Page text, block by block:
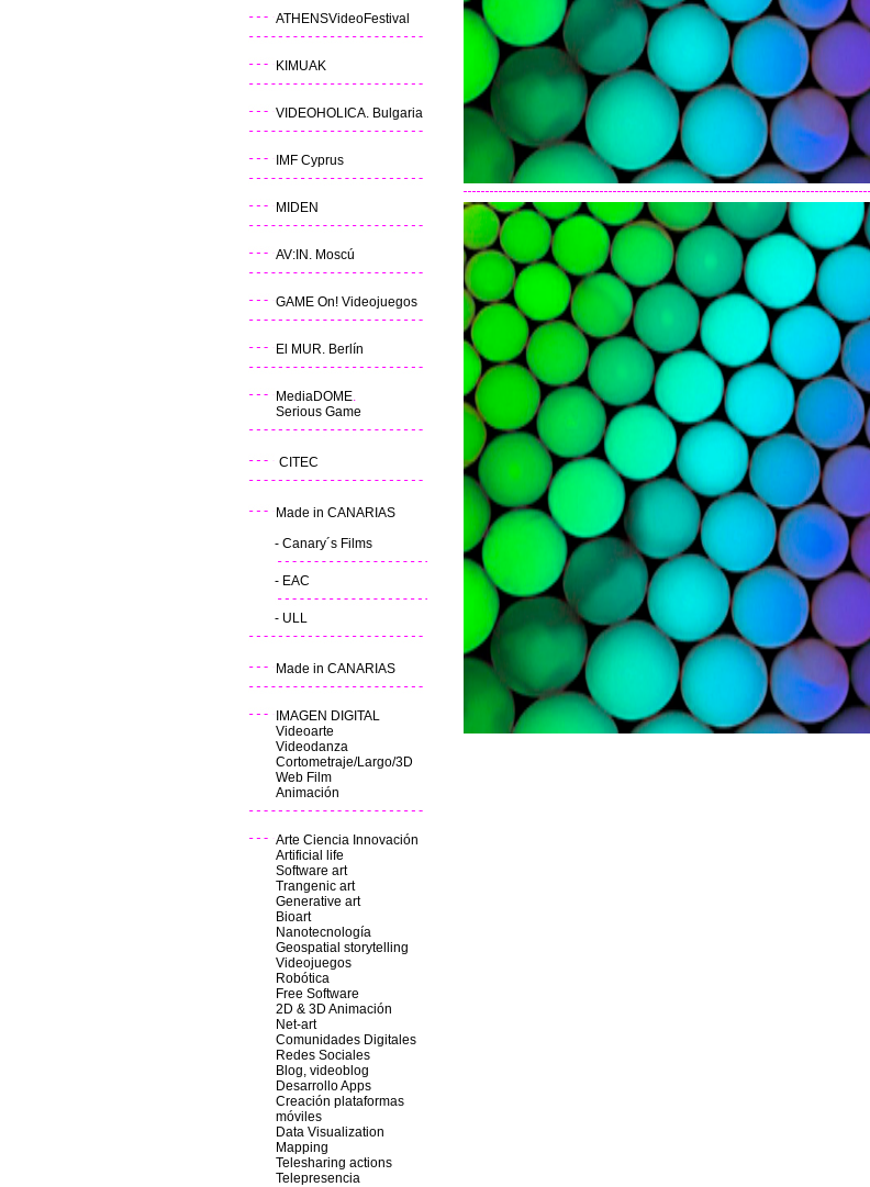
ATHENSVideoFestival
KIMUAK
VIDEOHOLICA. Bulgaria
IMF Cyprus
MIDEN
AV:IN. Moscú
GAME On! Videojuegos
El MUR. Berlín
MediaDOME.
Serious Game
CITEC
Made in CANARIAS
- Canary´s Films
- EAC
- ULL
Made in CANARIAS
IMAGEN DIGITAL
Videoarte
Videodanza
Cortometraje/Largo/3D
Web Film
Animación
Arte Ciencia Innovación
Artificial life
Software art
Trangenic art
Generative art
Bioart
Nanotecnología
Geospatial storytelling
Videojuegos
Robótica
Free Software
2D & 3D Animación
Net-art
Comunidades Digitales
Redes Sociales
Blog, videoblog
Desarrollo Apps
Creación plataformas
móviles
Data Visualization
Mapping
Telesharing actions
Telepresencia